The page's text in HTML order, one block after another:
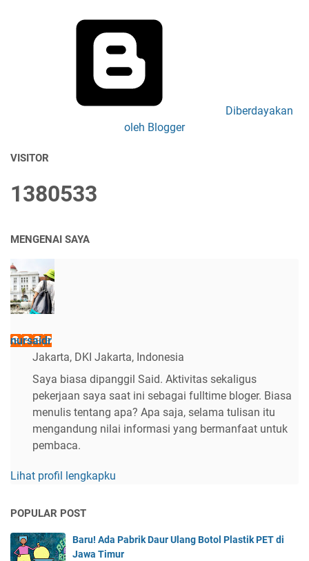
Diberdayakan
oleh Blogger
VISITOR
1380533
MENGENAI SAYA
nursaidr
Jakarta, DKI Jakarta, Indonesia
Saya biasa dipanggil Said. Aktivitas sekaligus
pekerjaan saya saat ini sebagai fulltime bloger. Biasa
menulis tentang apa? Apa saja, selama tulisan itu
mengandung nilai informasi yang bermanfaat untuk
pembaca.
Lihat profil lengkapku
POPULAR POST
Baru! Ada Pabrik Daur Ulang Botol Plastik PET di
Jawa Timur